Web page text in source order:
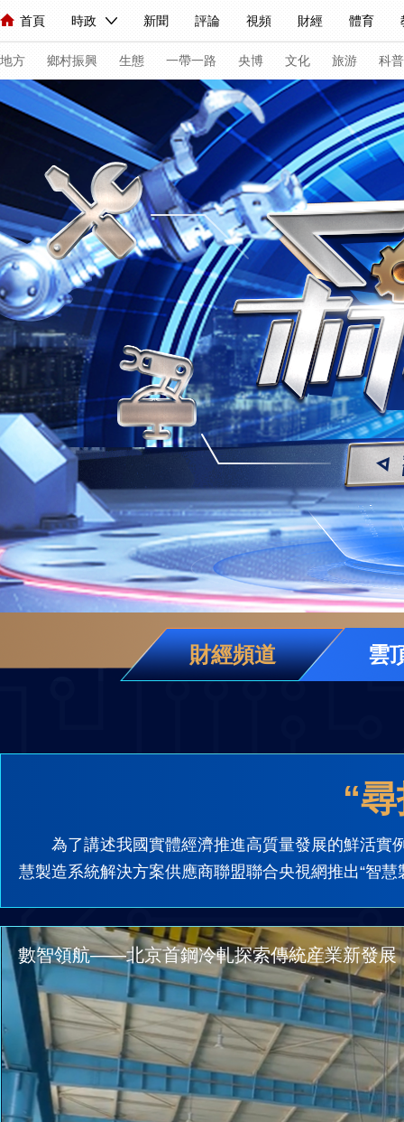
首頁 時政 新聞 評論 視頻 財經 體育
人民領袖習近平 聯播+ 中國領導人 央視快評 習式妙語
直播 片庫 欄目大全 節目單 聽音 微視頻 主持人
海外頻道 iPanda English Монгол
地方 鄉村振興 生態 一帶一路 央博 文化 旅游 科普
總台春晚 網絡春晚 共産黨員網 秧紀錄 紀錄片網
新聞 國內 國際 評論 經濟 軍事 科技
人民領袖習近平 聯播+ 熱解讀 天天學習 習式妙語
視頻 小央視頻 小央直播 直播中國 熊貓頻道
現場 前線 比劃 快看 藍海中國 新兵請入列
體育 直播 競猜 2026年世界盃 2026年冬奧會
VIP會員 CCTV奧林匹克頻道 生活體育大會 體育江湖
財經 鄉村振興 生態環境 一帶一路 央博
大國智造 大國展會 大國保險 雲頂對話 雲起
CCTV.節目官網 直播 節目單 欄目 片庫 熱播榜
財經頻道 雲
“
為了講述我國實體經濟推進高質量發展的鮮活實
慧製造系統解決方案供應商聯盟聯合央視網推出“智
數智領航——北京首鋼冷軋探索傳統産業新發展